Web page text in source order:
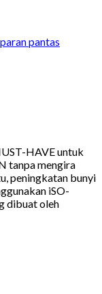
pantas
HAVE untuk
tanpa mengira
peningkatan bunyi
iSO-
dibuat oleh